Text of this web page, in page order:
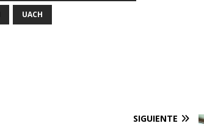
UACH
SIGUIENTE